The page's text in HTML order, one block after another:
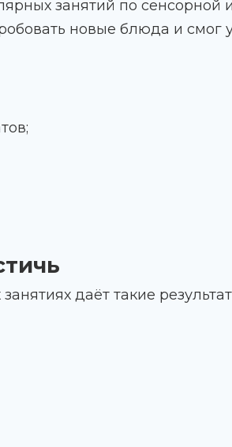
занятий по сенсорной
новые блюда и смог
даёт такие